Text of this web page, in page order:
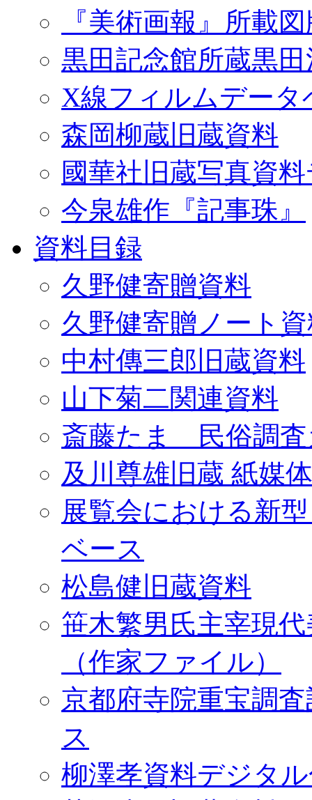
『美術画報』所載
黒田記念館所蔵黒
X線フィルムデータ
森岡柳蔵旧蔵資料
國華社旧蔵写真資
今泉雄作『記事珠』
資料目録
久野健寄贈資料
久野健寄贈ノート
中村傳三郎旧蔵資料
山下菊二関連資料
斎藤たま 民俗調査
及川尊雄旧蔵 紙媒
展覧会における新
ベース
松島健旧蔵資料
笹木繁男氏主宰現
（作家ファイル）
京都府寺院重宝調
ス
柳澤孝資料デジタ